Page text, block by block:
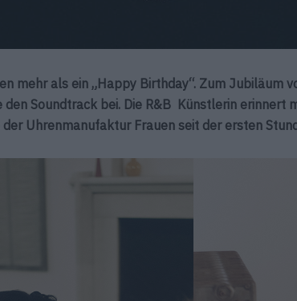
mehr als ein „Happy Birthday“. Zum Jubiläum
den Soundtrack bei. Die R&B Künstlerin erinnert
der Uhrenmanufaktur Frauen seit der ersten